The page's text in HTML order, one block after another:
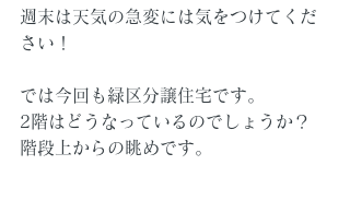
週末は天気の急変には気をつけてくだ
さい！
では今回も緑区分譲住宅です。
2階はどうなっているのでしょうか？
階段上からの眺めです。